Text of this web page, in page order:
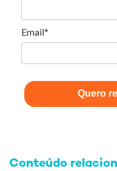
Email*
Quero
Conteúdo